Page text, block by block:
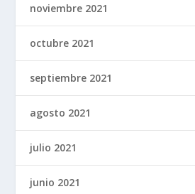
noviembre 2021
octubre 2021
septiembre 2021
agosto 2021
julio 2021
junio 2021